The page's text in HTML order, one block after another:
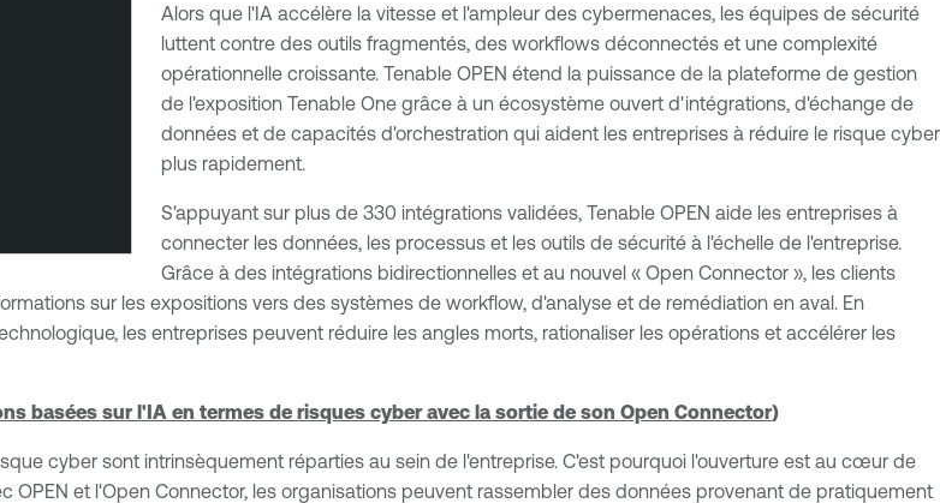
Alors que l'IA accélère la vitesse et l'ampleur des cybermenaces, les équipes de sécurité
luttent contre des outils fragmentés, des workflows déconnectés et une complexité
opérationnelle croissante. Tenable OPEN étend la puissance de la plateforme de gestion
de l'exposition Tenable One grâce à un écosystème ouvert d'intégrations, d'échange de
données et de capacités d'orchestration qui aident les entreprises à réduire le risque cyber
plus rapidement.
S'appuyant sur plus de 330 intégrations validées, Tenable OPEN aide les entreprises à
connecter les données, les processus et les outils de sécurité à l'échelle de l'entreprise.
Grâce à des intégrations bidirectionnelles et au nouvel « Open Connector », les clients
sur les expositions vers des systèmes de workflow, d'analyse et de remédiation en aval. En
les entreprises peuvent réduire les angles morts, rationaliser les opérations et accélérer les
basées sur l'IA en termes de risques cyber avec la sortie de son Open Connector)
cyber sont intrinsèquement réparties au sein de l'entreprise. C'est pourquoi l'ouverture est au cœur de
OPEN et l'Open Connector, les organisations peuvent rassembler des données provenant de pratiquement